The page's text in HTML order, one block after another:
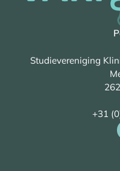
Studievereniging
+31